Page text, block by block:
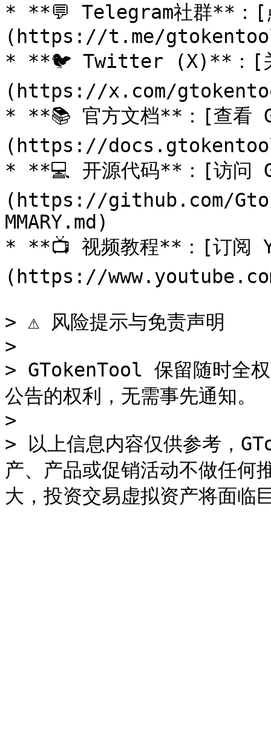
* **💬 Telegram社群**：[
(https://t.me/
* **🐦 Twitter (X)**：[关
(https://x.com/
* **📚 官方文档**：[查看
(https://
* **💻 开源代码**：[访问
(https://github.com/
MMARY.md)
* **📺 视频教程**：[订阅
(https://
> ⚠️ 风险提示与免责声明
>
> GTokenTool 保留随时全权
公告的权利，无需事先通知。
>
> 以上信息内容仅供参考，
产、产品或促销活动不做任何